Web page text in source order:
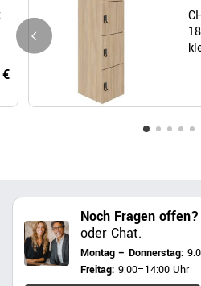
Noch Fragen offen?
oder Chat.
Montag – Donnerstag:
Freitag: 9:00–14:00 Uhr